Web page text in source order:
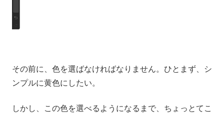
その前に、色を選ばなければなりません。ひとまず、シ
ンプルに黄色にしたい。
しかし、この色を選べるようになるまで、ちょっとてこ